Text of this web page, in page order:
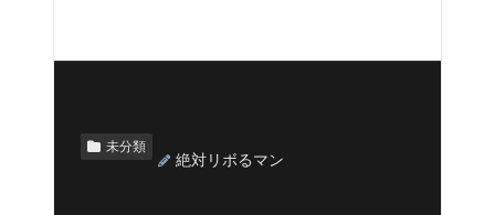
未分類
絶対リボるマン